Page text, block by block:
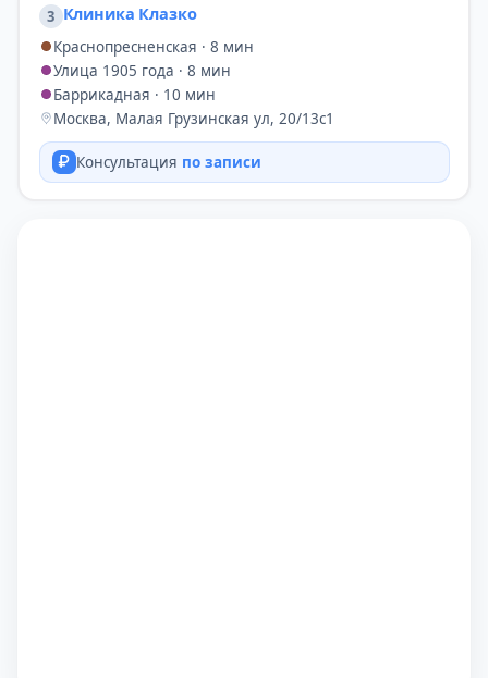
3 Клиника Клазко
Краснопресненская · 8 мин
Улица 1905 года · 8 мин
Баррикадная · 10 мин
Москва, Малая Грузинская ул, 20/13с1
Консультация по записи